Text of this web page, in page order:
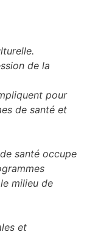
de la
pour
de santé et
santé occupe
milieu de
et